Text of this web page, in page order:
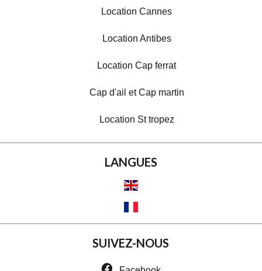
Location Cannes
Location Antibes
Location Cap ferrat
Cap d'ail et Cap martin
Location St tropez
LANGUES
SUIVEZ-NOUS